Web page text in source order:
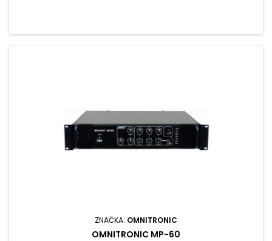
ZNAČKA: OMNITRONIC
OMNITRONIC MP-60